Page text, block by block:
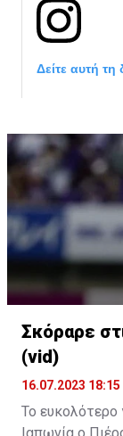
Δείτε αυτή
Η δημοσίευση
Σκόραρε
(vid)
16.07.2023 18:15
Το ευκολότερο